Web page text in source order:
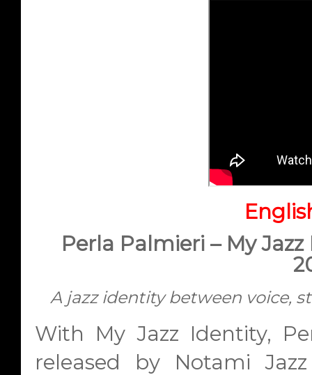
Perla Palmieri – My
A jazz identity between voice,
With My Jazz Identity,
released by Notami Jazz